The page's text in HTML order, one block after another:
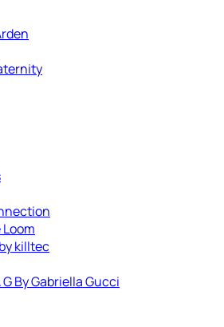
killtec
G By Gabriella Gucci